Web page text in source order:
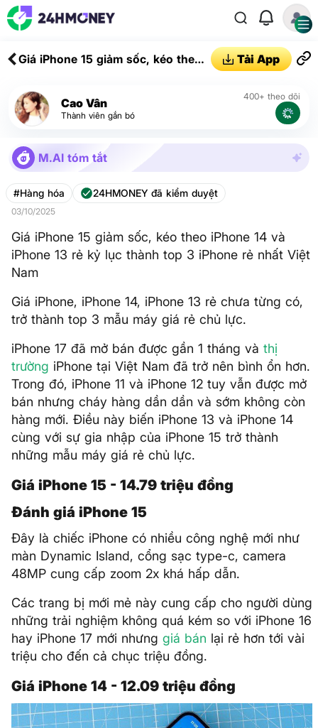
Giá iPhone 15 giảm sốc, kéo theo
thành top 3 iPhone rẻ nhất Việt
Nam
Tải App
Cao Vân
Thành viên gắn bó
400+ theo dõi
M.AI tóm tắt
#Hàng hóa 24HMONEY đã kiểm duyệt
03/10/2025
Giá iPhone 15 giảm sốc, kéo theo iPhone 14 và
iPhone 13 rẻ kỷ lục thành top 3 iPhone rẻ nhất Việt
Nam
Giá iPhone, iPhone 14, iPhone 13 rẻ chưa từng có,
trở thành top 3 mẫu máy giá rẻ chủ lực.
iPhone 17 đã mở bán được gần 1 tháng và thị
trường iPhone tại Việt Nam đã trở nên bình ổn hơn.
Trong đó, iPhone 11 và iPhone 12 tuy vẫn được mở
bán nhưng cháy hàng dần dần và sớm không còn
hàng mới. Điều này biến iPhone 13 và iPhone 14
cùng với sự gia nhập của iPhone 15 trở thành
những mẫu máy giá rẻ chủ lực.
Giá iPhone 15 - 14.79 triệu đồng
Đánh giá iPhone 15
Đây là chiếc iPhone có nhiều công nghệ mới như
màn Dynamic Island, cổng sạc type-c, camera
48MP cung cấp zoom 2x khá hấp dẫn.
Các trang bị mới mẻ này cung cấp cho người dùng
những trải nghiệm không quá kém so với iPhone 16
hay iPhone 17 mới nhưng giá bán lại rẻ hơn tới vài
triệu cho đến cả chục triệu đồng.
Giá iPhone 14 - 12.09 triệu đồng